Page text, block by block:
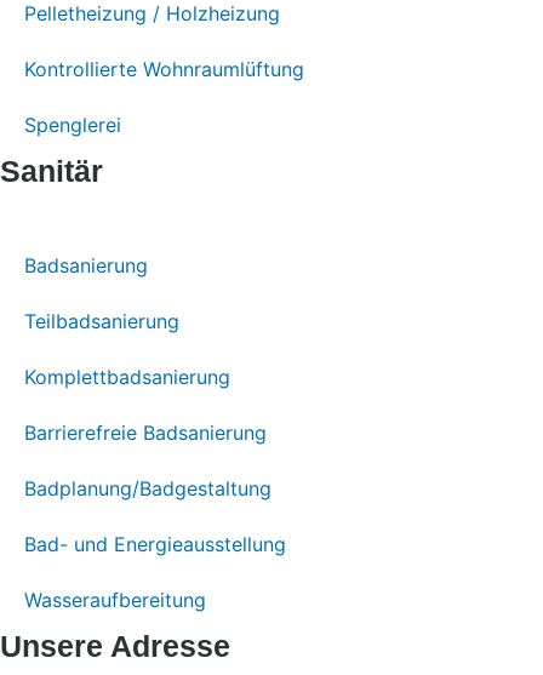
Pelletheizung / Holzheizung
Kontrollierte Wohnraumlüftung
Spenglerei
Sanitär
Badsanierung
Teilbadsanierung
Komplettbadsanierung
Barrierefreie Badsanierung
Badplanung/Badgestaltung
Bad- und Energieausstellung
Wasseraufbereitung
Unsere Adresse